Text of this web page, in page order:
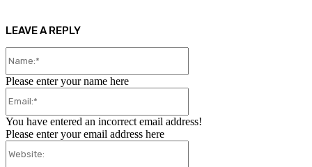
LEAVE A REPLY
Please enter your name here
You have entered an incorrect email address!
Please enter your email address here